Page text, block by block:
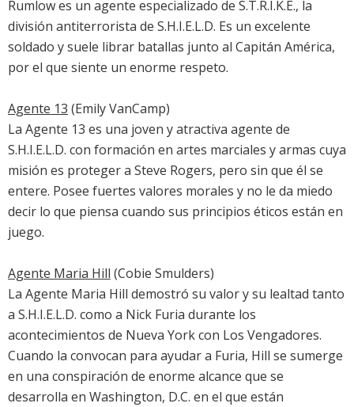
Rumlow es un agente especializado de S.T.R.I.K.E., la
división antiterrorista de S.H.I.E.L.D. Es un excelente
soldado y suele librar batallas junto al Capitán América,
por el que siente un enorme respeto.
Agente 13 (Emily VanCamp)
La Agente 13 es una joven y atractiva agente de
S.H.I.E.L.D. con formación en artes marciales y armas cuya
misión es proteger a Steve Rogers, pero sin que él se
entere. Posee fuertes valores morales y no le da miedo
decir lo que piensa cuando sus principios éticos están en
juego.
Agente Maria Hill (Cobie Smulders)
La Agente Maria Hill demostró su valor y su lealtad tanto
a S.H.I.E.L.D. como a Nick Furia durante los
acontecimientos de Nueva York con Los Vengadores.
Cuando la convocan para ayudar a Furia, Hill se sumerge
en una conspiración de enorme alcance que se
desarrolla en Washington, D.C. en el que están